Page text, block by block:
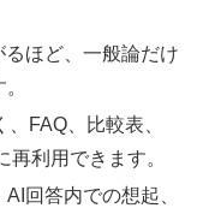
ほど、一般論だけ
FAQ、比較表、
利用できます。
回答内での想起、